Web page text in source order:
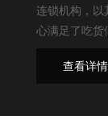
连锁机构，以
心满足了吃货
查看详情